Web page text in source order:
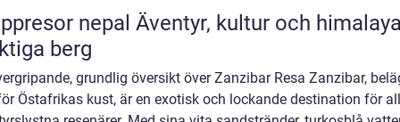
nepal Äventyr, kultur och himalayas
berg
grundlig översikt över Zanzibar Resa Zanzibar,
Östafrikas kust, är en exotisk och lockande destination för